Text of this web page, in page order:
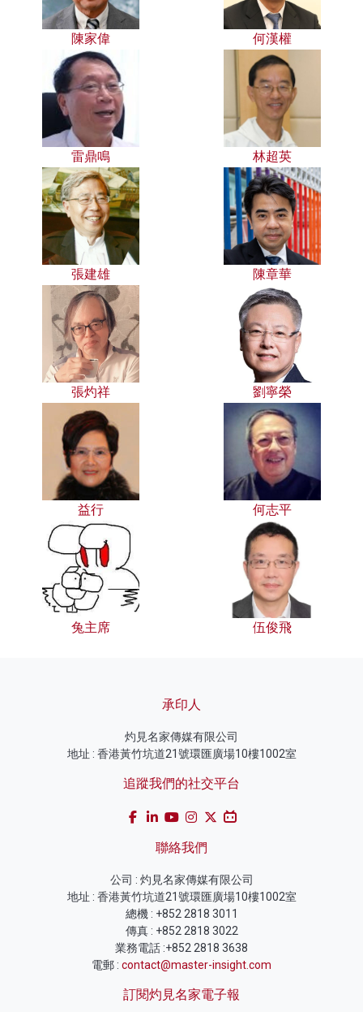
陳家偉 何漢權
雷鼎鳴 林超英
張建雄 陳章華
張灼祥 劉寧榮
益行 何志平
兔主席 伍俊飛
承印人
灼見名家傳媒有限公司
地址 : 香港黃竹坑道21號環匯廣場10樓1002室
追蹤我們的社交平台
聯絡我們
公司 : 灼見名家傳媒有限公司
地址 : 香港黃竹坑道21號環匯廣場10樓1002室
總機 : +852 2818 3011
傳真 : +852 2818 3022
業務電話 :+852 2818 3638
電郵 : contact@master-insight.com
訂閱灼見名家電子報